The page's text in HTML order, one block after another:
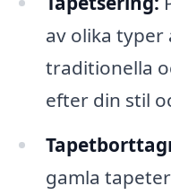
av olika typer
traditionella
efter din stil
gamla